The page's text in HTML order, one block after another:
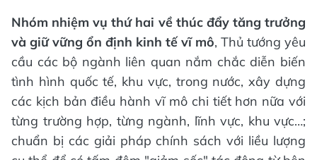
Nhóm nhiệm vụ thứ hai về thúc đẩy tăng trưởng
và giữ vững ổn định kinh tế vĩ mô, Thủ tướng yêu
cầu các bộ ngành liên quan nắm chắc diễn biến
tình hình quốc tế, khu vực, trong nước, xây dựng
các kịch bản điều hành vĩ mô chi tiết hơn nữa với
từng trường hợp, từng ngành, lĩnh vực, khu vực…;
chuẩn bị các giải pháp chính sách với liều lượng